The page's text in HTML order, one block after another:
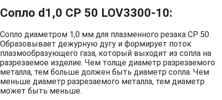
Сопло d1,0 CP 50 LOV3300-10:
Сопло диаметром 1,0 мм для плазменного резака CP 50.
Образовывает дежурную дугу и формирует поток
плазмообразующего газа, который выходит из сопла на
разрезаемое изделие. Чем толще диаметр разрезаемого
металла, тем больше должен быть диаметр сопла. Чем
меньше диаметр разрезаемого металла, тем диаметр
может быть меньше.